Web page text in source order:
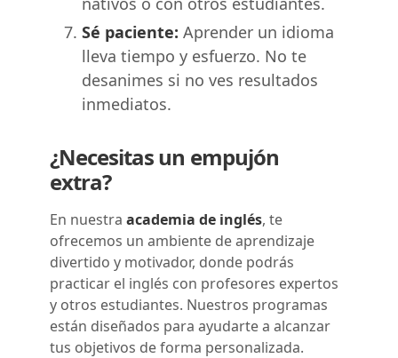
Sé paciente: Aprender un idioma
lleva tiempo y esfuerzo. No te
desanimes si no ves resultados
inmediatos.
¿Necesitas un empujón
extra?
En nuestra academia de inglés, te
ofrecemos un ambiente de aprendizaje
divertido y motivador, donde podrás
practicar el inglés con profesores expertos
y otros estudiantes. Nuestros programas
están diseñados para ayudarte a alcanzar
tus objetivos de forma personalizada.